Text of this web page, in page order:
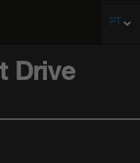
PT
Drive